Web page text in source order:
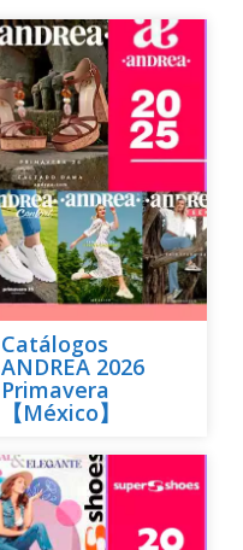
Catálogos
ANDREA 2026
Primavera
【México】